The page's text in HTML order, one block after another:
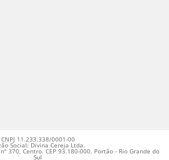
CNPJ 11.233.338/0001-00
Social: Divina Cereja Ltda.
370, Centro. CEP 93.180-000. Portão - Rio Grande do
Sul